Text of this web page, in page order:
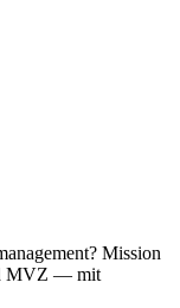
Mission
MVZ — mit